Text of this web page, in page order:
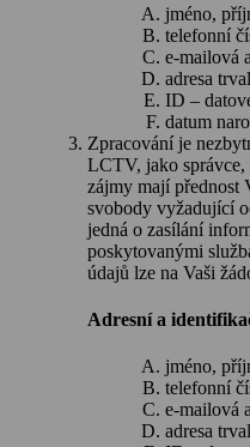
jméno,
telefonní
e-mailová
adresa
ID –
datum
Zpracování je
LCTV, jako
zájmy mají přednost
svobody vyžadující
jedná o zasílání
poskytovanými
údajů lze na Vaši
Adresní a
jméno,
telefonní
e-mailová
adresa